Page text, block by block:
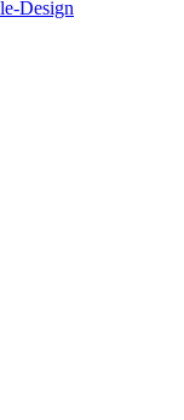
Design